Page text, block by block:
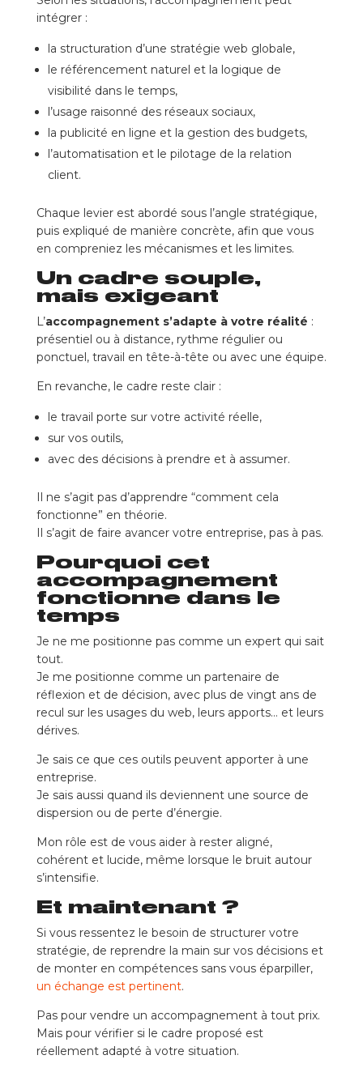
intégrer :
la structuration d’une stratégie web globale,
le référencement naturel et la logique de
visibilité dans le temps,
l’usage raisonné des réseaux sociaux,
la publicité en ligne et la gestion des budgets,
l’automatisation et le pilotage de la relation
client.
Chaque levier est abordé sous l’angle stratégique,
puis expliqué de manière concrète, afin que vous
en compreniez les mécanismes et les limites.
Un cadre souple,
mais exigeant
L’accompagnement s’adapte à votre réalité :
présentiel ou à distance, rythme régulier ou
ponctuel, travail en tête-à-tête ou avec une équipe.
En revanche, le cadre reste clair :
le travail porte sur votre activité réelle,
sur vos outils,
avec des décisions à prendre et à assumer.
Il ne s’agit pas d’apprendre “comment cela
fonctionne” en théorie.
Il s’agit de faire avancer votre entreprise, pas à pas.
Pourquoi cet
accompagnement
fonctionne dans le
temps
Je ne me positionne pas comme un expert qui sait
tout.
Je me positionne comme un partenaire de
réflexion et de décision, avec plus de vingt ans de
recul sur les usages du web, leurs apports… et leurs
dérives.
Je sais ce que ces outils peuvent apporter à une
entreprise.
Je sais aussi quand ils deviennent une source de
dispersion ou de perte d’énergie.
Mon rôle est de vous aider à rester aligné,
cohérent et lucide, même lorsque le bruit autour
s’intensifie.
Et maintenant ?
Si vous ressentez le besoin de structurer votre
stratégie, de reprendre la main sur vos décisions et
de monter en compétences sans vous éparpiller,
un échange est pertinent.
Pas pour vendre un accompagnement à tout prix.
Mais pour vérifier si le cadre proposé est
réellement adapté à votre situation.